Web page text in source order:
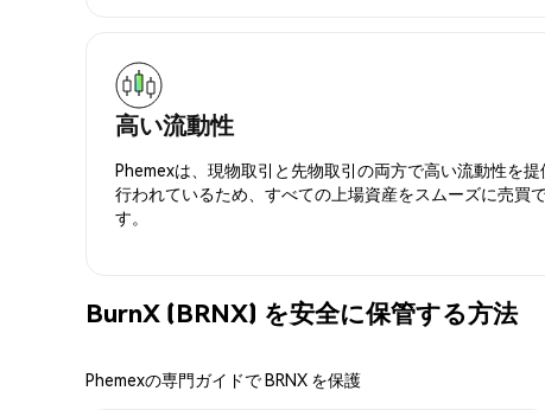
高い流動性
Phemexは、現物取引と先物取引の両方で高い流動性を
行われているため、すべての上場資産をスムーズに売買
す。
BurnX (BRNX) を安全に保管する方法
Phemexの専門ガイドで BRNX を保護